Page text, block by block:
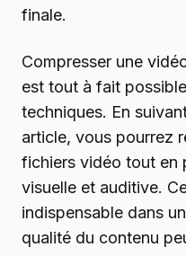
finale.
Compresser une
est tout à fait
techniques. En
article, vous pourrez
fichiers vidéo tout en
visuelle et auditive.
indispensable dans
qualité du contenu